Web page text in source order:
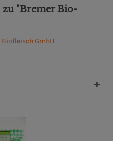
"Bremer Bio-
GmbH